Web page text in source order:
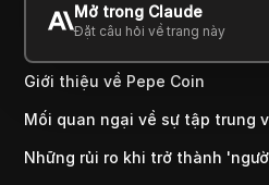
Mở trong Claude
Đặt câu hỏi về trang này
Copy Link
Giới thiệu về Pepe Coin
Mối quan ngại về sự tập trung
Những rủi ro khi trở thành